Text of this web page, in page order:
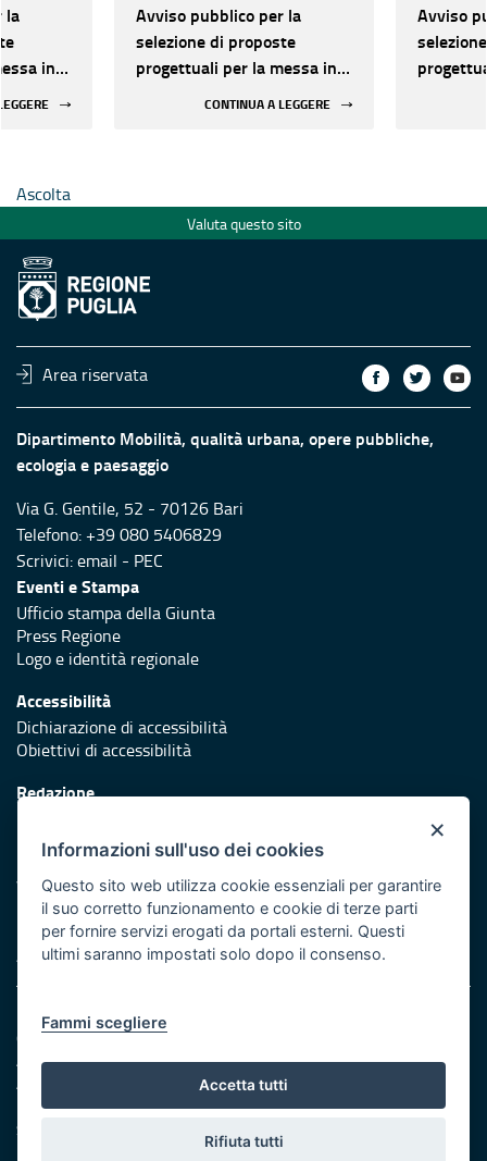
la
in
Avviso pubblico per la
selezione di proposte
progettuali per la messa in
CONTINUA A LEGGERE
Avviso
Ascolta
Valuta questo sito
Area riservata
Dipartimento Mobilità, qualità urbana, opere pubbliche,
ecologia e paesaggio
Via G. Gentile, 52 - 70126 Bari
Telefono: +39 080 5406829
Scrivici:email - PEC
Eventi e Stampa
Ufficio stampa della Giunta
Press Regione
Logo e identità regionale
Accessibilità
Dichiarazione di accessibilità
Obiettivi di accessibilità
Redazione
Protezione civile
Vai al sito di Protezione Civile Puglia
Iniziativa finanziata con risorse del POR Puglia 2014/2020 -
Asse XI
Note legali
Cookie e privacy
Amministrazione trasparente
Atti di notifica
Feed RSS
Servizi intranet
×
Informazioni sull'uso dei cookies
Questo sito web utilizza cookie essenziali per garantire
il suo corretto funzionamento e cookie di terze parti
per fornire servizi erogati da portali esterni. Questi
ultimi saranno impostati solo dopo il consenso.
Fammi scegliere
Accetta tutti
Rifiuta tutti